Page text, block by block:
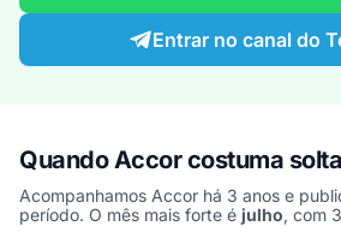
Entrar no canal do
Quando Accor costuma
Acompanhamos Accor há 3 anos e
período. O mês mais forte é julho, com